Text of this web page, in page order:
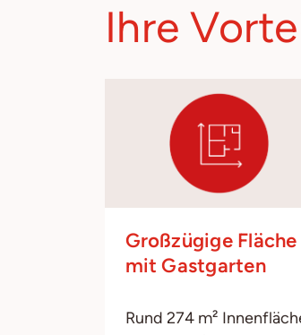
Ihre
Großzügige Fläche
mit Gastgarten
Rund 274 m²